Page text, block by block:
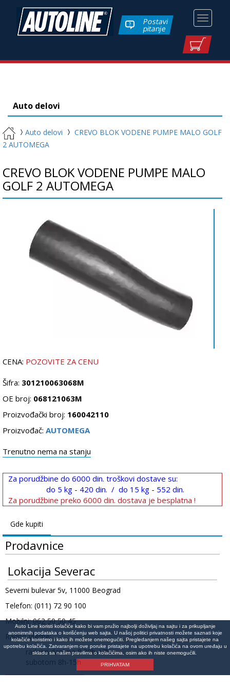
Toggle
Postavi
pitanje
Auto delovi
Auto delovi
CREVO BLOK VODENE PUMPE MALO GOLF
2 AUTOMEGA
CREVO BLOK VODENE PUMPE MALO
GOLF 2 AUTOMEGA
CENA: POZOVITE ZA CENU
Šifra: 301210063068M
OE broj: 068121063M
Proizvođački broj: 160042110
Proizvođač: AUTOMEGA
Trenutno nema na stanju
Za porudžbine do 6000 din. troškovi dostave su:
do 5 kg - 420 din. / do 15 kg - 552 din.
Za porudžbine preko 6000 din. dostava je besplatna !
Gde kupiti
Prodavnice
Lokacija Severac
Severni bulevar 5v, 11000 Beograd
Telefon: (011) 72 90 100
Mobilni: 062 50 50 45
Radno vreme:
radnim danima 8:30h-17h
subotom 8h-15h
Auto Line koristi kolačiće kako bi vam pružio najbolji doživljaj na sajtu i za prikupljanje
anonimnih podataka o korišćenju web sajta. U našoj politici privatnosti možete saznati koje
kolačiće koristimo i kako ih možete onemogućiti. Pregledanjem našeg sajta pristajete na
upotrebu kolačića. Zatvaranjem ove poruke pristajete na upotrebu kolačića na ovom uređaju u
skladu sa našim pravilima o kolačićima, osim ako ih niste onemogućili.
PRIHVATAM